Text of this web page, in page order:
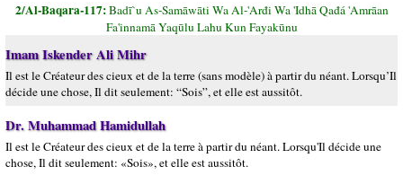
2/Al-Baqara-117:Badī`u As-Samāwāti Wa Al-'Arđi Wa 'Idhā Qađá 'Amrāan
Fa'innamā Yaqūlu Lahu Kun Fayakūnu
Imam Iskender Ali Mihr
Il est le Créateur des cieux et de la terre (sans modèle) à partir du néant. Lorsqu’Il
décide une chose, Il dit seulement: “Sois”, et elle est aussitôt.
Dr. Muhammad Hamidullah
Il est le Créateur des cieux et de la terre à partir du néant. Lorsqu'Il décide une
chose, Il dit seulement: «Sois», et elle est aussitôt.